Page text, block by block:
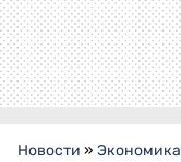
Новости » Экономика